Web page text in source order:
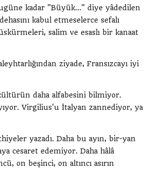
kadar "Büyük..." diye yâdedilen
kabul etmeselerce sefalı
salim ve esaslı bir kanaat
ziyade, Fransızcayı iyi
daha alfabesini bilmiyor.
Virgilius'u İtalyan zannediyor, ya
yazadı. Daha bu ayın, bir-yan
cesaret edemiyor. Daha hâlâ
on beşinci, on altıncı asırın